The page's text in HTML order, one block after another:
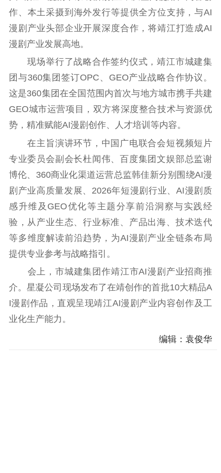
新时代公民素养
提升资源库
新闻出版
政务服务
作品著作权
登记服务
科研创新
服务管理平台
管理平台
服务管理
文化产业
统计分析
数字出版
审读服务
新闻发布工作备
案管理系统
电影
服务
理论宣讲
共建共享平台
政工继续教育学
习平台
作、本土采摄到海外发行等提供全方位支持，与AI
漫剧产业头部企业开展深度合作，将靖江打造成AI
漫剧产业发展高地。
现场举行了战略合作签约仪式，靖江市城建集
团与360集团签订OPC、GEO产业战略合作协议。
这是360集团在全国范围内首次与地方城市携手共建
GEO城市运营项目，双方将深度整合技术与资源优
势，精准赋能AI漫剧创作、人才培训等内容。
在主旨演讲环节，中国广电联合会短视频短片
专业委员会副会长杜闻伟、百度集团文娱部总监谢
博伦、360商业化渠道运营总监韩佳新分别围绕AI漫
剧产业高质量发展、2026年短漫剧行业、AI漫剧质
感升维及GEO优化等主题分享前沿洞察与实践经
验，从产业生态、行业标准、产品出海、技术迭代
等多维度解读前沿趋势，为AI漫剧产业全链条布局
提供专业参考与战略指引。
会上，市城建集团作靖江市AI漫剧产业招商推
介。星凝公司现场发布了在靖创作的首批10大精品A
I漫剧作品，直观呈现靖江AI漫剧产业内容创作及工
业化生产能力。
编辑：袁俊华